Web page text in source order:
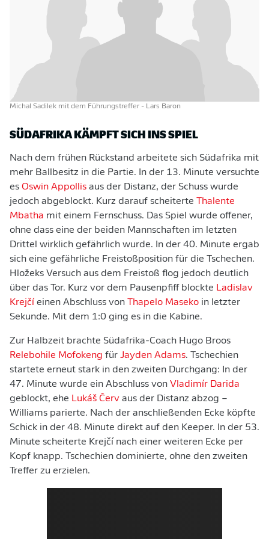
Michal Sadilek mit dem Führungstreffer - Lars Baron
SÜDAFRIKA KÄMPFT SICH INS SPIEL
Nach dem frühen Rückstand arbeitete sich Südafrika mit
mehr Ballbesitz in die Partie. In der 13. Minute versuchte
es Oswin Appollis aus der Distanz, der Schuss wurde
jedoch abgeblockt. Kurz darauf scheiterte
Thalente
Mbatha mit einem Fernschuss. Das Spiel wurde offener,
ohne dass eine der beiden Mannschaften im letzten
Drittel wirklich gefährlich wurde. In der 40. Minute ergab
sich eine gefährliche Freistoßposition für die Tschechen.
Hložeks Versuch aus dem Freistoß flog jedoch deutlich
über das Tor. Kurz vor dem Pausenpfiff blockte Ladislav
Krejčí einen Abschluss von Thapelo Maseko in letzter
Sekunde. Mit dem 1:0 ging es in die Kabine.
Zur Halbzeit brachte Südafrika-Coach Hugo Broos
Relebohile Mofokeng für Jayden Adams. Tschechien
startete erneut stark in den zweiten Durchgang: In der
47. Minute wurde ein Abschluss von Vladimír Darida
geblockt, ehe Lukáš Červ aus der Distanz abzog –
Williams parierte. Nach der anschließenden Ecke köpfte
Schick in der 48. Minute direkt auf den Keeper. In der 53.
Minute scheiterte Krejčí nach einer weiteren Ecke per
Kopf knapp. Tschechien dominierte, ohne den zweiten
Treffer zu erzielen.